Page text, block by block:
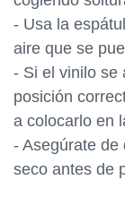
- Usa la
aire que se
- Si el vinilo se
posición
a colocarlo en
- Asegúrate de
seco antes de